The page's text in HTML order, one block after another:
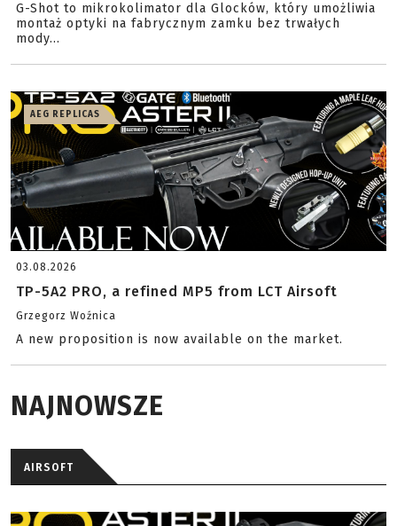
G-Shot to mikrokolimator dla Glocków, który umożliwia
montaż optyki na fabrycznym zamku bez trwałych
mody...
AEG REPLICAS
03.08.2026
TP-5A2 PRO, a refined MP5 from LCT Airsoft
Grzegorz Woźnica
A new proposition is now available on the market.
NAJNOWSZE
AIRSOFT